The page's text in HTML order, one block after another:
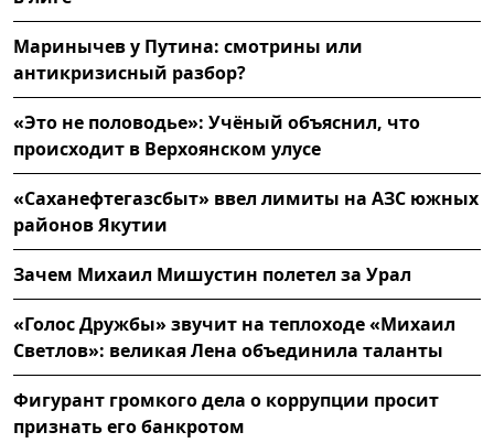
Маринычев у Путина: смотрины или
антикризисный разбор?
«Это не половодье»: Учёный объяснил, что
происходит в Верхоянском улусе
«Саханефтегазсбыт» ввел лимиты на АЗС южных
районов Якутии
Зачем Михаил Мишустин полетел за Урал
«Голос Дружбы» звучит на теплоходе «Михаил
Светлов»: великая Лена объединила таланты
Фигурант громкого дела о коррупции просит
признать его банкротом